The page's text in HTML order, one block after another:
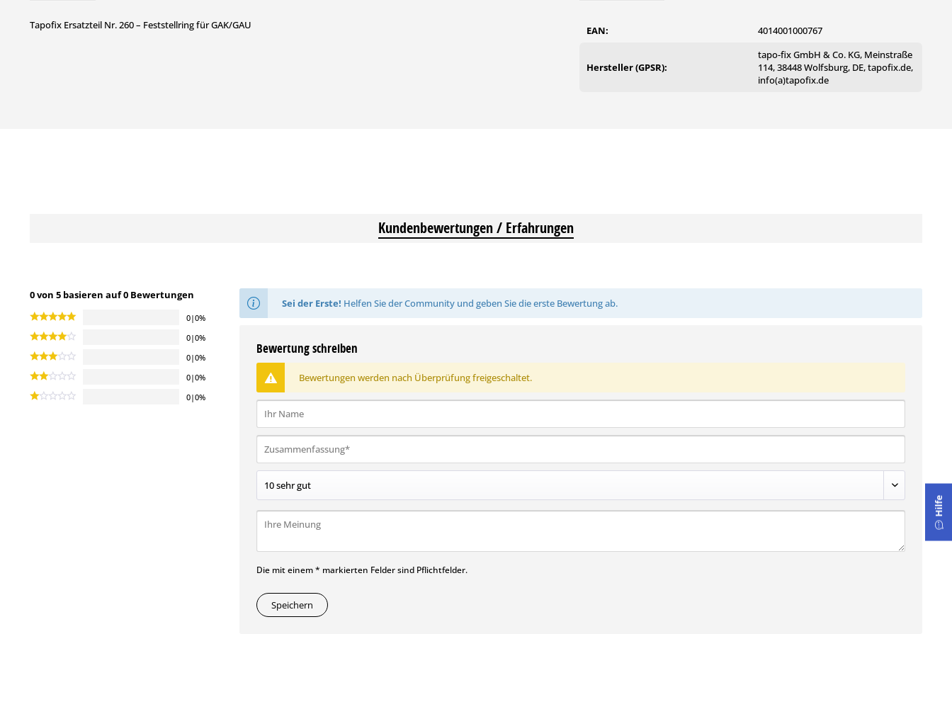
Tapofix Ersatzteil Nr. 260 – Feststellring für GAK/GAU EAN: 4014001000767
Hersteller (GPSR):
tapo-fix GmbH & Co. KG, Meinstraße
114, 38448 Wolfsburg, DE, tapofix.de,
info(a)tapofix.de
Kundenbewertungen / Erfahrungen
0 von 5 basieren auf 0 Bewertungen
0|0%
0|0%
0|0%
0|0%
0|0%
Sei der Erste! Helfen Sie der Community und geben Sie die erste Bewertung ab.
Bewertung schreiben
Bewertungen werden nach Überprüfung freigeschaltet.
Die mit einem * markierten Felder sind Pflichtfelder.
Speichern
Hilfe